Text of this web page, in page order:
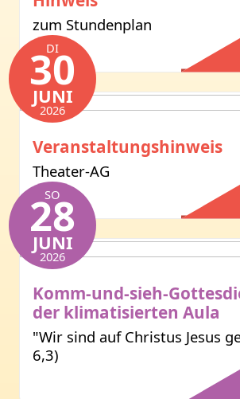
zum Stundenplan
DI
30
JUNI
2026
Veranstaltungshinweis
Theater-AG
SO
28
JUNI
2026
Komm-und-sieh-
der klimatisierten Aula
"Wir sind auf Christus Jesus
6,3)